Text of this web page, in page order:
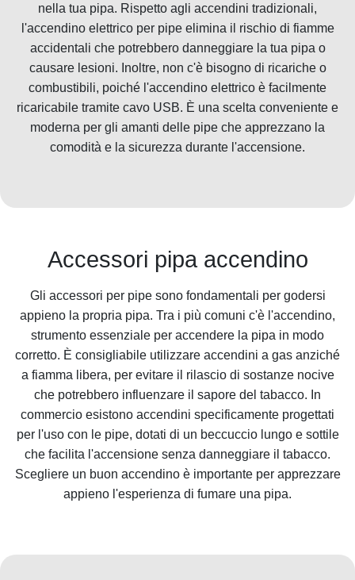
nella tua pipa. Rispetto agli accendini tradizionali,
l'accendino elettrico per pipe elimina il rischio di fiamme
accidentali che potrebbero danneggiare la tua pipa o
causare lesioni. Inoltre, non c'è bisogno di ricariche o
combustibili, poiché l'accendino elettrico è facilmente
ricaricabile tramite cavo USB. È una scelta conveniente e
moderna per gli amanti delle pipe che apprezzano la
comodità e la sicurezza durante l'accensione.
Accessori pipa accendino
Gli accessori per pipe sono fondamentali per godersi
appieno la propria pipa. Tra i più comuni c'è l'accendino,
strumento essenziale per accendere la pipa in modo
corretto. È consigliabile utilizzare accendini a gas anziché
a fiamma libera, per evitare il rilascio di sostanze nocive
che potrebbero influenzare il sapore del tabacco. In
commercio esistono accendini specificamente progettati
per l'uso con le pipe, dotati di un beccuccio lungo e sottile
che facilita l'accensione senza danneggiare il tabacco.
Scegliere un buon accendino è importante per apprezzare
appieno l'esperienza di fumare una pipa.